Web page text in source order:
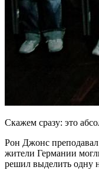
Скажем сразу: это
Рон Джонс
жители Германии
решил выделить одну